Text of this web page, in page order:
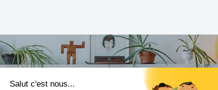
Salut c'est nous...
Trouvez le professionnel